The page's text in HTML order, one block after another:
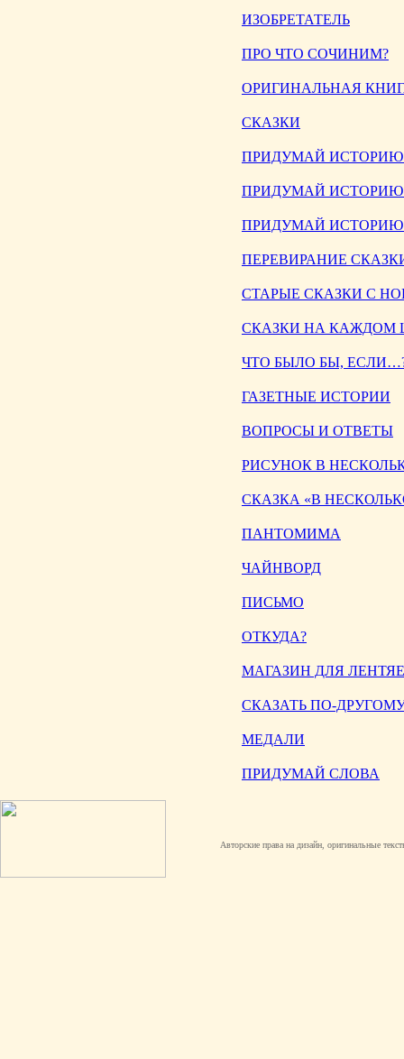
ИЗОБРЕТАТЕЛЬ
ПРО ЧТО СОЧИНИМ?
ОРИГИНАЛЬНАЯ
СКАЗКИ
ПРИДУМАЙ ИСТОРИЮ
ПРИДУМАЙ ИСТОРИЮ
ПРИДУМАЙ ИСТОРИЮ
ПЕРЕВИРАНИЕ
СТАРЫЕ СКАЗКИ С
СКАЗКИ НА КАЖДОМ
ЧТО БЫЛО БЫ,
ГАЗЕТНЫЕ ИСТОРИИ
ВОПРОСЫ И ОТВЕТЫ
РИСУНОК В
СКАЗКА «В
ПАНТОМИМА
ЧАЙНВОРД
ПИСЬМО
ОТКУДА?
МАГАЗИН ДЛЯ
СКАЗАТЬ ПО-
МЕДАЛИ
ПРИДУМАЙ СЛОВА
Авторские права на дизайн, оригинальные